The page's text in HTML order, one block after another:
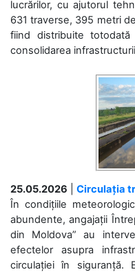
lucrărilor, cu ajutorul
631 traverse, 395 metri
fiind distribuite
consolidarea
25.05.2026
Circulația
În condițiile
abundente, angajații
din Moldova” au
efectelor asupra
circulației în siguranță.